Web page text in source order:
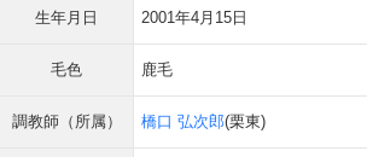
生年月日 2001年4月15日
毛色 鹿毛
調教師（所属） 橋口 弘次郎(栗東)